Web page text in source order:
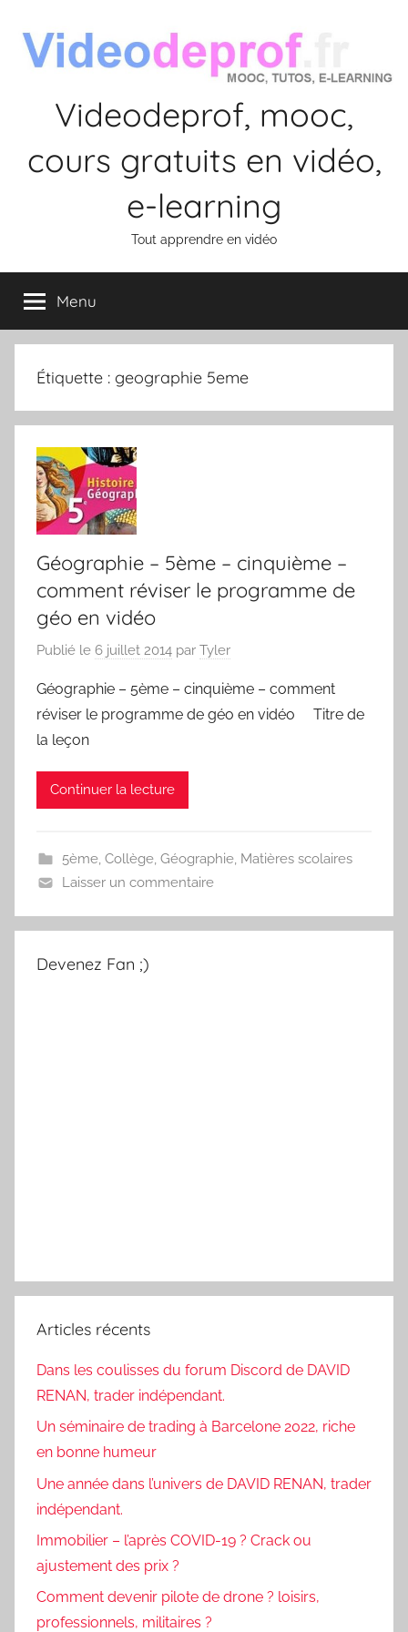
contenu
Videodeprof, mooc,
cours gratuits en vidéo,
e-learning
Tout apprendre en vidéo
Menu
Étiquette : geographie 5eme
Géographie – 5ème – cinquième –
comment réviser le programme de
géo en vidéo
Publié le 6 juillet 2014 par Tyler
Géographie – 5ème – cinquième – comment
réviser le programme de géo en vidéo Titre de
la leçon
Continuer la lecture
5ème, Collège, Géographie, Matières scolaires
Laisser un commentaire
Devenez Fan ;)
Articles récents
Dans les coulisses du forum Discord de DAVID
RENAN, trader indépendant.
Un séminaire de trading à Barcelone 2022, riche
en bonne humeur
Une année dans l’univers de DAVID RENAN, trader
indépendant.
Immobilier – l’après COVID-19 ? Crack ou
ajustement des prix ?
Comment devenir pilote de drone ? loisirs,
professionnels, militaires ?